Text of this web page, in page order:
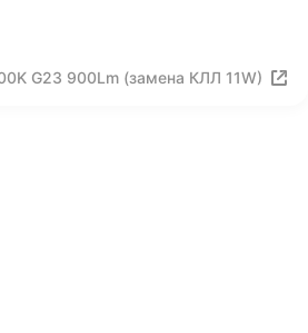
G23 900Lm (замена КЛЛ 11W)